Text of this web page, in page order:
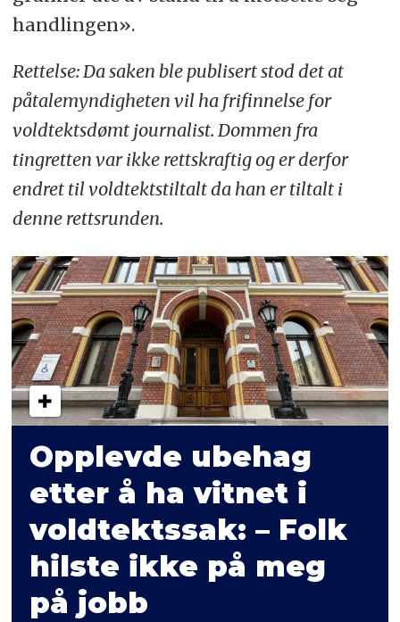
handlingen».
Rettelse: Da saken ble publisert stod det at
påtalemyndigheten vil ha frifinnelse for
voldtektsdømt journalist. Dommen fra
tingretten var ikke rettskraftig og er derfor
endret til voldtektstiltalt da han er tiltalt i
denne rettsrunden.
Opplevde ubehag
etter å ha vitnet i
voldtektssak: – Folk
hilste ikke på meg
på jobb